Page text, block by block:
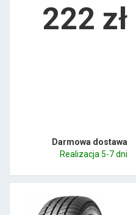
222 zł
Darmowa dostawa
Realizacja 5-7 dni